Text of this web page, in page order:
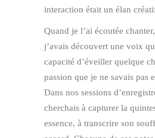
interaction était un élan
Quand je l’ai écoutée
j’avais découvert une voix
capacité d’éveiller quelque
passion que je ne savais pas
Dans nos sessions
cherchais à capturer la
essence, à transcrire son